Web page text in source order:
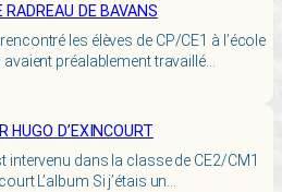
RADREAU DE BAVANS
les élèves de CP/CE1 à l’école
préalablement travaillé…
HUGO D’EXINCOURT
intervenu dans la classe de CE2/CM1
L’album Si j’étais un…